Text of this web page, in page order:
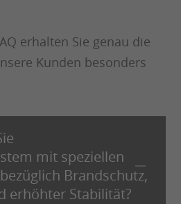
erhalten Sie genau die
Kunden besonders
mit speziellen
Brandschutz,
erhöhter Stabilität?